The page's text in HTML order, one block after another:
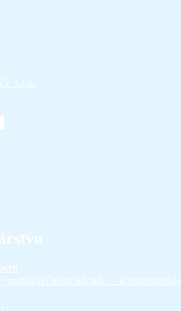
s.r.o.
rozložiteľného odpadu –